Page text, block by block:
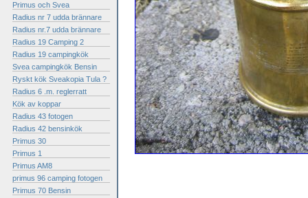
Primus och Svea
Radius nr 7 udda brännare
Radius nr.7 udda brännare
Radius 19 Camping 2
Radius 19 campingkök
Svea campingkök Bensin
Ryskt kök Sveakopia Tula ?
Radius 6 .m. reglerratt
Kök av koppar
Radius 43 fotogen
Radius 42 bensinkök
Primus 30
Primus 1
Primus AM8
primus 96 camping fotogen
Primus 70 Bensin